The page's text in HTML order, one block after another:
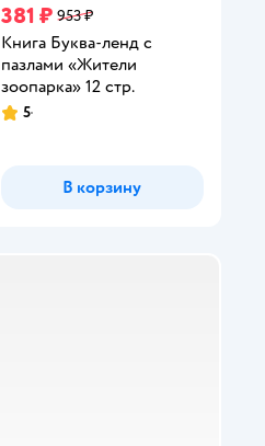
381 ₽ 953 ₽
Книга Буква-ленд с
пазлами «Жители
зоопарка» 12 стр.
Рейтинг:
5
В корзину